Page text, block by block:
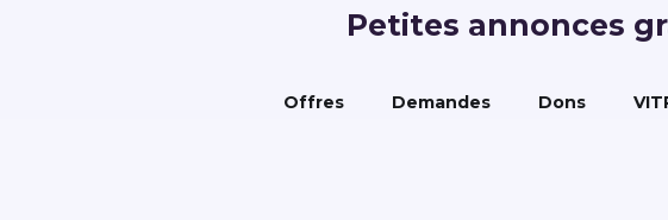
Petites annonces
Offres Demandes Dons